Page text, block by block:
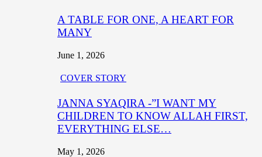
A TABLE FOR ONE, A HEART FOR
MANY
June 1, 2026
COVER STORY
JANNA SYAQIRA -”I WANT MY
CHILDREN TO KNOW ALLAH FIRST,
EVERYTHING ELSE…
May 1, 2026